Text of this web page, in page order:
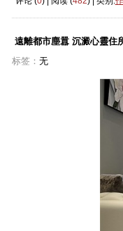
遠離都市塵囂 沉澱心靈住
标签： 无